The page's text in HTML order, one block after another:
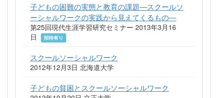
子どもの困難の実態と教育の課題―スクールソ
ーシャルワークの実践から見えてくるもの―
第25回現代生涯学習研究セミナー 2013年3月16
日
招待有り
スクールソーシャルワーク
2012年12月3日 北海道大学
子どもの貧困とスクールソーシャルワーク